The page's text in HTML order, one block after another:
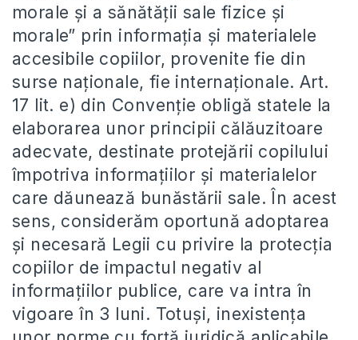
morale şi a sănătăţii sale fizice şi
morale” prin informația și materialele
accesibile copiilor, provenite fie din
surse naționale, fie internaționale. Art.
17 lit. e) din Convenție obligă statele la
elaborarea unor principii călăuzitoare
adecvate, destinate protejării copilului
împotriva informaţiilor şi materialelor
care dăunează bunăstării sale. În acest
sens, considerăm oportună adoptarea
și necesară Legii cu privire la protecția
copiilor de impactul negativ al
informațiilor publice, care va intra în
vigoare în 3 luni. Totuși, inexistența